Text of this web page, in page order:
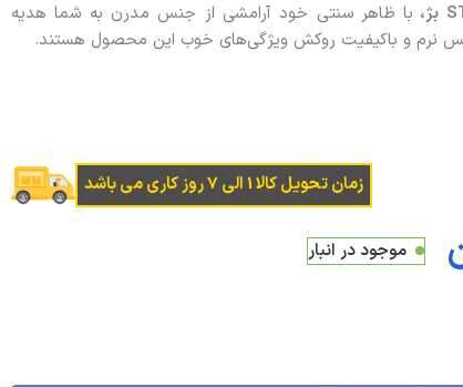
بژ، با ظاهر سنتی خود آرامشی از جنس مدرن به شما هدیه
نرم و باکیفیت روکش ویژگی‌های خوب این محصول هستند.
زمان تحویل کالا 1 الی 7 روز کاری می باشد
موجود در انبار